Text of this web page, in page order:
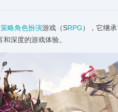
策略角色扮演游戏（SRPG），它继
和深度的游戏体验。